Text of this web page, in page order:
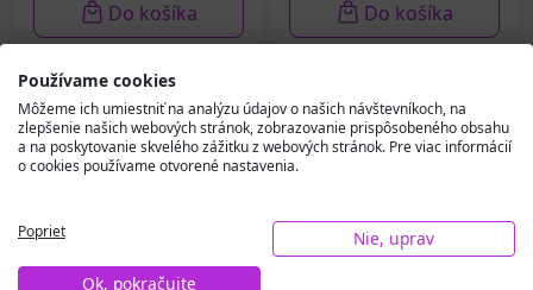
Do košíka Do košíka
Používame cookies
Môžeme ich umiestniť na analýzu údajov o našich návštevníkoch, na
zlepšenie našich webových stránok, zobrazovanie prispôsobeného obsahu
a na poskytovanie skvelého zážitku z webových stránok. Pre viac informácií
o cookies používame otvorené nastavenia.
Poprieť
Nie, uprav
Ok, pokračujte